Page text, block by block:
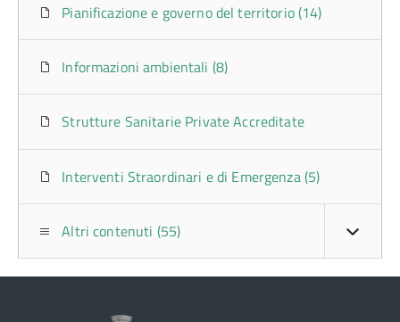
Pianificazione e governo del territorio (14)
Informazioni ambientali (8)
Strutture Sanitarie Private Accreditate
Interventi Straordinari e di Emergenza (5)
Altri contenuti (55)